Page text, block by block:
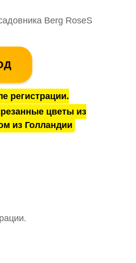
Berg RoseS
регистрации.
цветы из
из Голландии